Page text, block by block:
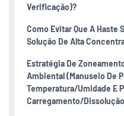
Verificação)?
Como Evitar Que A Haste
Solução De Alta
Estratégia De
Ambiental (manuseio De
Temperatura/umidade E
Carregamento/